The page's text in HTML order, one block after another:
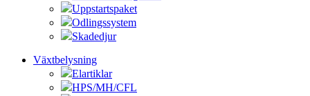
Uppstartspaket
Odlingssystem
Skadedjur
Växtbelysning
Elartiklar
HPS/MH/CFL